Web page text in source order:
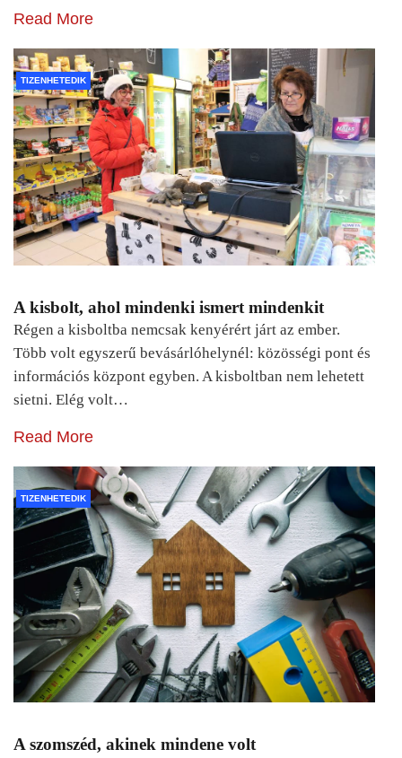
Read More
TIZENHETEDIK
A kisbolt, ahol mindenki ismert mindenkit
Régen a kisboltba nemcsak kenyérért járt az ember.
Több volt egyszerű bevásárlóhelynél: közösségi pont és
információs központ egyben. A kisboltban nem lehetett
sietni. Elég volt…
Read More
TIZENHETEDIK
A szomszéd, akinek mindene volt